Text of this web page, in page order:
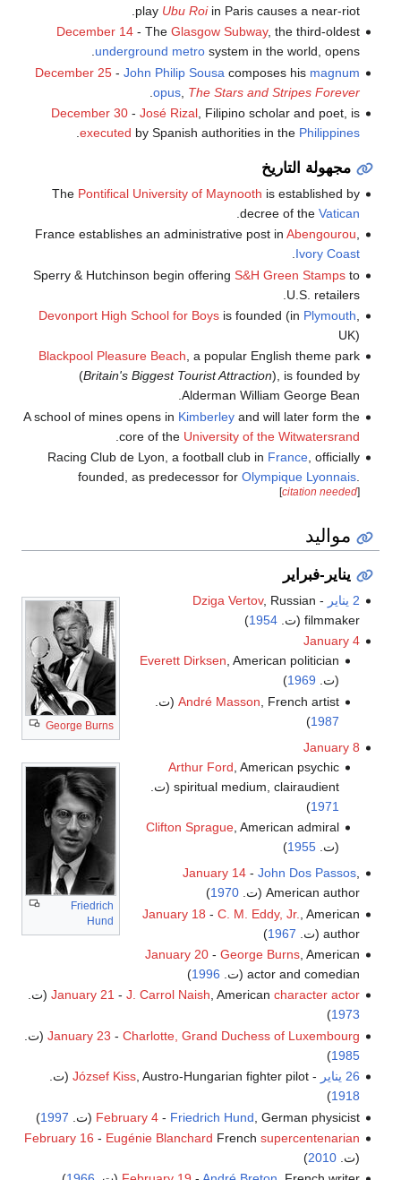
play Ubu Roiin Paris causes a near-riot.
December 14- The Glasgow Subway, the third-oldest
underground metrosystem in the world, opens.
December 25- John Philip Sousa composes his magnum
opus, The Stars and Stripes Forever
December 30- José Rizal, Filipino scholar and poet, is
executed by Spanish authorities in the Philippines
مجهولة التاريخ
The Pontifical University of Maynooth is established by
decree of the Vatican
France establishes an administrative post in Abengourou
Ivory Coast
Sperry & Hutchinson begin offering S&H Green Stampsto
U.S. retailers.
Devonport High School for Boysis founded (in Plymouth
UK)
Blackpool Pleasure Beach, a popular English theme park
(Britain's Biggest Tourist Attraction), is founded by
Alderman William George Bean.
A school of mines opens in Kimberleyand will later form the
core of the University of the Witwatersrand
Racing Club de Lyon, a football club in France, officially
founded, as predecessor for Olympique Lyonnais.
[citation needed]
مواليد
يناير-فبراير
George Burns
Friedrich
Hund
2 يناير -
Dziga Vertov, Russian
filmmaker (ت.
1954
)
January 4
Everett Dirksen, American politician
(ت. 1969
)
André Masson , French artist (ت.
1987
)
January 8
Arthur Ford , American psychic
spiritual medium, clairaudient (ت.
1971
)
Clifton Sprague , American admiral
(ت. 1955
)
January 14- John Dos Passos,
American author (ت.
1970
)
January 18 - C. M. Eddy, Jr.
, American
author (ت.
1967
)
January 20- George Burns, American
actor and comedian (ت.
1996
)
January 21 - J. Carrol Naish, American character actor
(ت.
1973
)
January 23 - Charlotte, Grand Duchess of Luxembourg
(ت.
1985
)
26 يناير
-
József Kiss, Austro-Hungarian fighter pilot (ت.
1918
)
February 4- Friedrich Hund , German physicist (ت. 1997
)
February 16 - Eugénie Blanchard French supercentenarian
(ت.2010
)